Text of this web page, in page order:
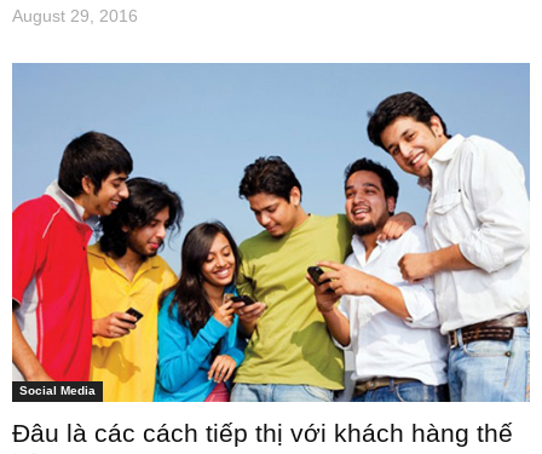
August 29, 2016
Social Media
Đâu là các cách tiếp thị với khách hàng thế